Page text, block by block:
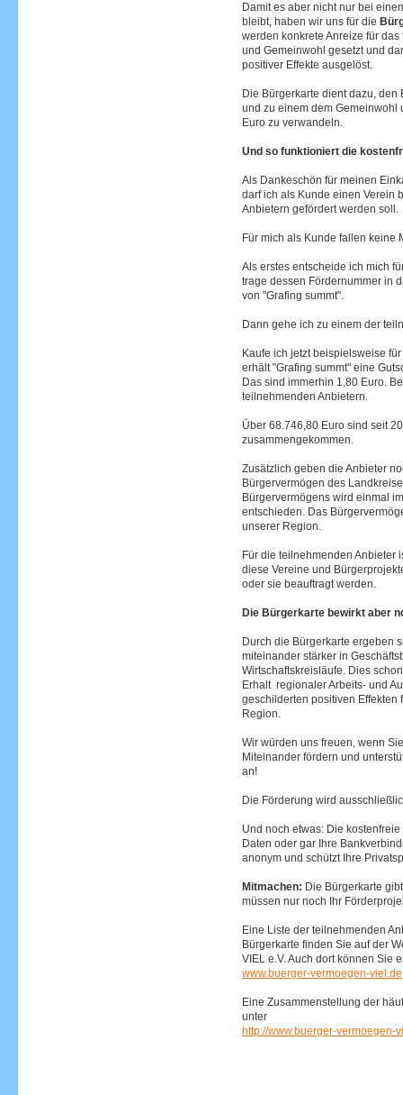
Damit es aber nicht nur bei
bleibt, haben wir uns für die
werden konkrete Anreize für
und Gemeinwohl gesetzt und
positiver Effekte ausgelöst.
Die Bürgerkarte dient dazu,
und zu einem dem
Euro zu verwandeln.
Und so funktioniert die
Als Dankeschön für meinen
darf ich als Kunde einen Verein
Anbietern gefördert werden soll.
Für mich als Kunde fallen keine
Als erstes entscheide ich mich
trage dessen Fördernummer in
von "Grafing summt".
Dann gehe ich zu einem der
Kaufe ich jetzt beispielsweise
erhält "Grafing summt" eine
Das sind immerhin 1,80 Euro.
teilnehmenden Anbietern.
Über 68.746,80 Euro sind seit
zusammengekommen.
Zusätzlich geben die Anbieter
Bürgervermögen des
Bürgervermögens wird einmal
entschieden. Das
unserer Region.
Für die teilnehmenden Anbieter
diese Vereine und
oder sie beauftragt werden.
Die Bürgerkarte bewirkt aber
Durch die Bürgerkarte ergeben
miteinander stärker in
Wirtschaftskreisläufe. Dies
Erhalt regionaler Arbeits- und
geschilderten positiven Effekten
Region.
Wir würden uns freuen, wenn
Miteinander fördern und
an!
Die Förderung wird
Und noch etwas: Die
Daten oder gar Ihre
anonym und schützt Ihre
Mitmachen: Die Bürgerkarte
müssen nur noch Ihr
Eine Liste der teilnehmenden
Bürgerkarte finden Sie auf der
VIEL e.V. Auch dort können Sie
www.buerger-vermoegen-viel.de
Eine Zusammenstellung der
unter
http://www.buerger-vermoegen-